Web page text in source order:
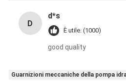
D
d*s
È utile. (1000)
good quality
Guarnizioni meccaniche della pompa